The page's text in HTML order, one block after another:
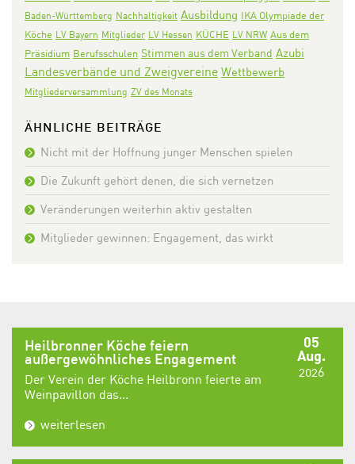
Baden-Württemberg Nachhaltigkeit Ausbildung IKA Olympiade der
Köche LV Bayern Mitglieder LV Hessen KÜCHE LV NRW Aus dem
Präsidium Berufsschulen Stimmen aus dem Verband Azubi
Landesverbände und Zweigvereine Wettbewerb
Mitgliederversammlung ZV des Monats
ÄHNLICHE BEITRÄGE
Nicht mit der Hoffnung junger Menschen spielen
Die Zukunft gehört denen, die sich vernetzen
Veränderungen weiterhin aktiv gestalten
Mitglieder gewinnen: Engagement, das wirkt
05
Aug.
2026
Heilbronner Köche feiern
außergewöhnliches Engagement
Der Verein der Köche Heilbronn feierte am
Weinpavillon das...
weiterlesen